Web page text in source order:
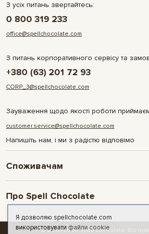
З усіх питань звертайтесь:
0 800 319 233
office@spellchocolate.com
З питань корпоративного сервісу та
+380 (63) 201 72 93
CORP_3@spellchocolate.com
Зауваження щодо якості роботи
customer.service@spellchocolate.com
Напишіть нам, і ми з радістю відповімо
Споживачам
Оплата та доставка
Умови і гарантії
Публічна оферта
Про Spell Chocolate
Контакти
© 2016-2026 Spell Chocolate. Всі
Я дозволяю spellchocolate.com
використовувати файли cookie